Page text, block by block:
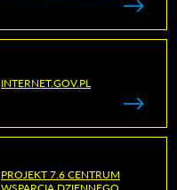
INTERNET.GOV.PL
PROJEKT 7.6 CENTRUM